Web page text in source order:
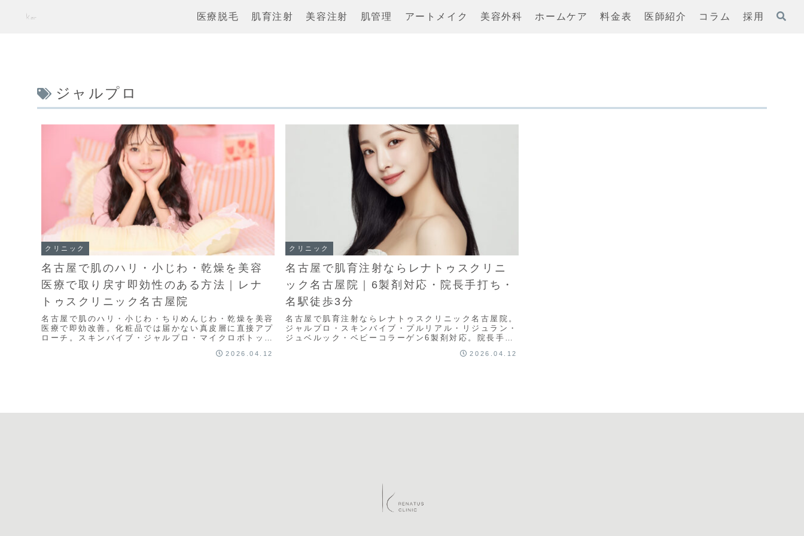
医療脱毛 肌育注射 美容注射 肌管理 アートメイク 美容外科 ホームケア 料金表 医師紹介 コラム 採用
ジャルプロ
クリニック
名古屋で肌のハリ・小じわ・乾燥を美容
医療で取り戻す即効性のある方法｜レナ
トゥスクリニック名古屋院
名古屋で肌のハリ・小じわ・ちりめんじわ・乾燥を美容
医療で即効改善。化粧品では届かない真皮層に直接アプ
ローチ。スキンバイブ・ジャルプロ・マイクロボトック
2026.04.12
クリニック
名古屋で肌育注射ならレナトゥスクリニ
ック名古屋院｜6製剤対応・院長手打ち・
名駅徒歩3分
名古屋で肌育注射ならレナトゥスクリニック名古屋院。
ジャルプロ・スキンバイブ・プルリアル・リジュラン・
ジュベルック・ベビーコラーゲン6製剤対応。院長手打
2026.04.12